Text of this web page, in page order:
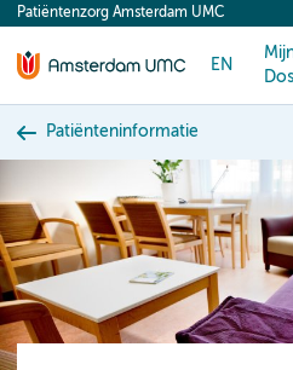
content
Patiëntenzorg Amsterdam UMC
EN
Patiënteninformatie